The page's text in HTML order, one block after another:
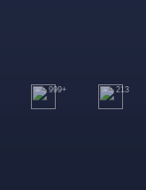
999+ 213